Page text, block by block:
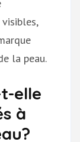
la peau.
elle
à